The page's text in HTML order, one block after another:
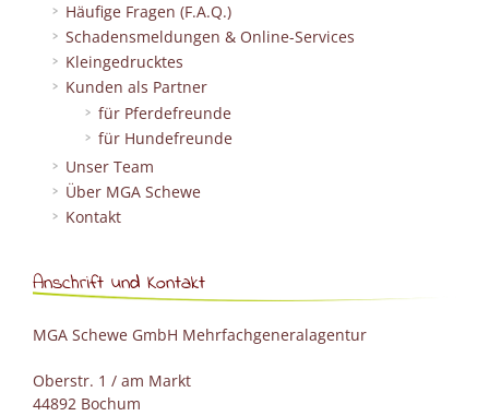
Häufige Fragen (F.A.Q.)
Schadensmeldungen & Online-Services
Kleingedrucktes
Kunden als Partner
für Pferdefreunde
für Hundefreunde
Unser Team
Über MGA Schewe
Kontakt
Anschrift und Kontakt
MGA Schewe GmbH Mehrfachgeneralagentur
Oberstr. 1 / am Markt
44892 Bochum